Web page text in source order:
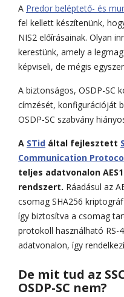
A Predor beléptető- és
fel kellett készítenünk,
NIS2 előírásainak. Olyan
kerestünk, amely a
képviseli, de mégis
A biztonságos, OSDP-SC
címzését, konfigurációját
OSDP-SC szabvány
A STid által fejlesztett
Communication
teljes adatvonalon
rendszert. Ráadásul az
csomag SHA256
így biztosítva a csomag
protokoll használható RS-
adatvonalon, így
De mit tud az
OSDP-SC nem?